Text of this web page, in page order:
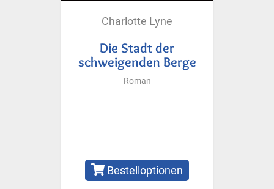
Charlotte Lyne
Die Stadt der
schweigenden Berge
Roman
Bestelloptionen